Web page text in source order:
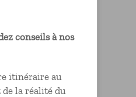
conseils à nos
itinéraire au
de la réalité du